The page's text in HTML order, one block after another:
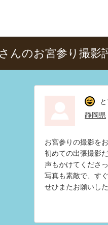
んのお宮参り撮影
静岡県
お宮参りの撮影を
初めての出張撮影
声もかけてくださ
写真も素敵で、す
せひまたお願いし